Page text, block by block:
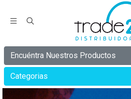
Encuéntra Nuestros Productos
Categorias